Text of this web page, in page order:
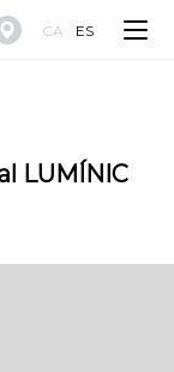
CA ES
LUMÍNIC